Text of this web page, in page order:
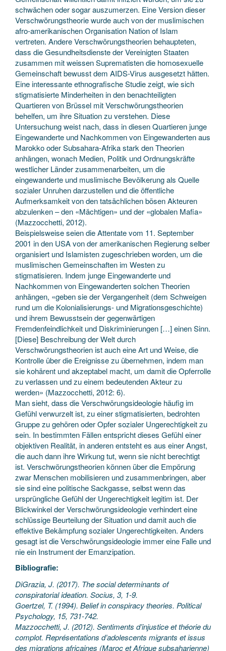
schwächen oder sogar auszumerzen. Eine Version dieser
Verschwörungstheorie wurde auch von der muslimischen
afro-amerikanischen Organisation Nation of Islam
vertreten. Andere Verschwörungstheorien behaupteten,
dass die Gesundheitsdienste der Vereinigten Staaten
zusammen mit weissen Suprematisten die homosexuelle
Gemeinschaft bewusst dem AIDS-Virus ausgesetzt hätten.
Eine interessante ethnografische Studie zeigt, wie sich
stigmatisierte Minderheiten in den benachteiligten
Quartieren von Brüssel mit Verschwörungstheorien
behelfen, um ihre Situation zu verstehen. Diese
Untersuchung weist nach, dass in diesen Quartieren junge
Eingewanderte und Nachkommen von Eingewanderten aus
Marokko oder Subsahara-Afrika stark den Theorien
anhängen, wonach Medien, Politik und Ordnungskräfte
westlicher Länder zusammenarbeiten, um die
eingewanderte und muslimische Bevölkerung als Quelle
sozialer Unruhen darzustellen und die öffentliche
Aufmerksamkeit von den tatsächlichen bösen Akteuren
abzulenken – den «Mächtigen» und der «globalen Mafia»
(Mazzocchetti, 2012).
Beispielsweise seien die Attentate vom 11. September
2001 in den USA von der amerikanischen Regierung selber
organisiert und Islamisten zugeschrieben worden, um die
muslimischen Gemeinschaften im Westen zu
stigmatisieren. Indem junge Eingewanderte und
Nachkommen von Eingewanderten solchen Theorien
anhängen, «geben sie der Vergangenheit (dem Schweigen
rund um die Kolonialisierungs- und Migrationsgeschichte)
und ihrem Bewusstsein der gegenwärtigen
Fremdenfeindlichkeit und Diskriminierungen […] einen Sinn.
[Diese] Beschreibung der Welt durch
Verschwörungstheorien ist auch eine Art und Weise, die
Kontrolle über die Ereignisse zu übernehmen, indem man
sie kohärent und akzeptabel macht, um damit die Opferrolle
zu verlassen und zu einem bedeutenden Akteur zu
werden» (Mazzocchetti, 2012: 6).
Man sieht, dass die Verschwörungsideologie häufig im
Gefühl verwurzelt ist, zu einer stigmatisierten, bedrohten
Gruppe zu gehören oder Opfer sozialer Ungerechtigkeit zu
sein. In bestimmten Fällen entspricht dieses Gefühl einer
objektiven Realität, in anderen entsteht es aus einer Angst,
die auch dann ihre Wirkung tut, wenn sie nicht berechtigt
ist. Verschwörungstheorien können über die Empörung
zwar Menschen mobilisieren und zusammenbringen, aber
sie sind eine politische Sackgasse, selbst wenn das
ursprüngliche Gefühl der Ungerechtigkeit legitim ist. Der
Blickwinkel der Verschwörungsideologie verhindert eine
schlüssige Beurteilung der Situation und damit auch die
effektive Bekämpfung sozialer Ungerechtigkeiten. Anders
gesagt ist die Verschwörungsideologie immer eine Falle und
nie ein Instrument der Emanzipation.
Bibliografie:
DiGrazia, J. (2017). The social determinants of
conspiratorial ideation. Socius, 3, 1-9.
Goertzel, T. (1994). Belief in conspiracy theories. Political
Psychology, 15, 731-742.
Mazzocchetti, J. (2012). Sentiments d’injustice et théorie du
complot. Représentations d’adolescents migrants et issus
des migrations africaines (Maroc et Afrique subsaharienne)